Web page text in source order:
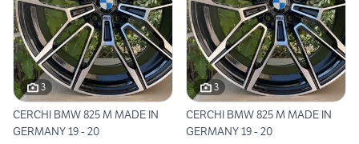
3
CERCHI BMW 825 M MADE IN
GERMANY 19 - 20
3
CERCHI BMW 825 M MADE IN
GERMANY 19 - 20